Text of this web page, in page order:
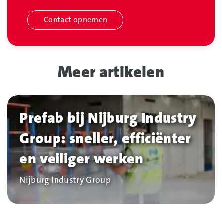
Contact opnemen
Meer artikelen
Prefab bij Nijburg Industry
Group: sneller, efficiënter
en veiliger werken
Bedrijf
Nijburg Industry Group